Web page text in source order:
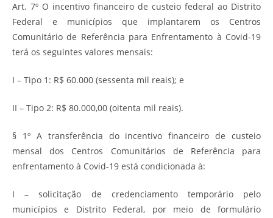
Art. 7º O incentivo financeiro de custeio federal ao Distrito
Federal e municípios que implantarem os Centros
Comunitário de Referência para Enfrentamento à Covid-19
terá os seguintes valores mensais:
I – Tipo 1: R$ 60.000 (sessenta mil reais); e
II – Tipo 2: R$ 80.000,00 (oitenta mil reais).
§ 1º A transferência do incentivo financeiro de custeio
mensal dos Centros Comunitários de Referência para
enfrentamento à Covid-19 está condicionada à:
I – solicitação de credenciamento temporário pelo
municípios e Distrito Federal, por meio de formulário